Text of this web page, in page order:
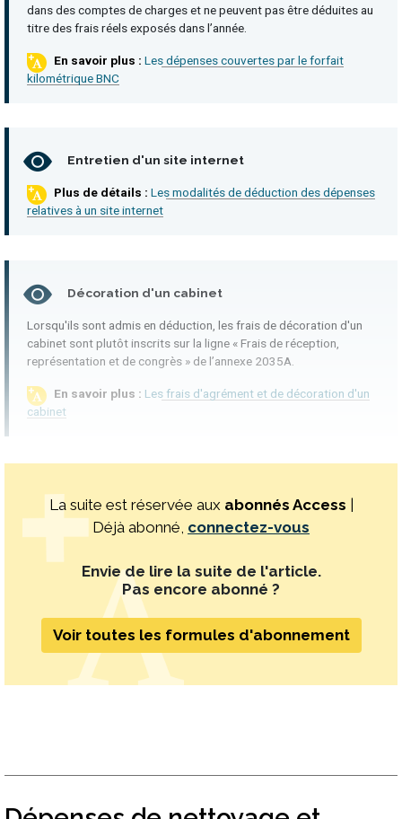
dans des comptes de charges et ne peuvent pas être déduites au
titre des frais réels exposés dans l’année.
Les dépenses couvertes par le forfait
kilométrique BNC
Entretien d'un site internet
Les modalités de déduction des dépenses
relatives à un site internet
Décoration d'un cabinet
Lorsqu'ils sont admis en déduction, les frais de décoration d'un
cabinet sont plutôt inscrits sur la ligne « Frais de réception,
représentation et de congrès » de l’annexe 2035A.
Les frais d'agrément et de décoration d'un
cabinet
La suite est réservée aux abonnés Access |
Déjà abonné, connectez-vous
Envie de lire la suite de l'article.
Pas encore abonné ?
Voir toutes les formules d'abonnement